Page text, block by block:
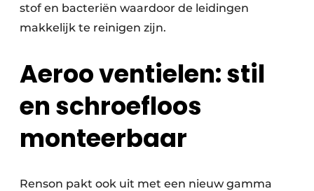
stof en bacteriën waardoor de leidingen
makkelijk te reinigen zijn.
Aeroo ventielen: stil
en schroefloos
monteerbaar
Renson pakt ook uit met een nieuw gamma